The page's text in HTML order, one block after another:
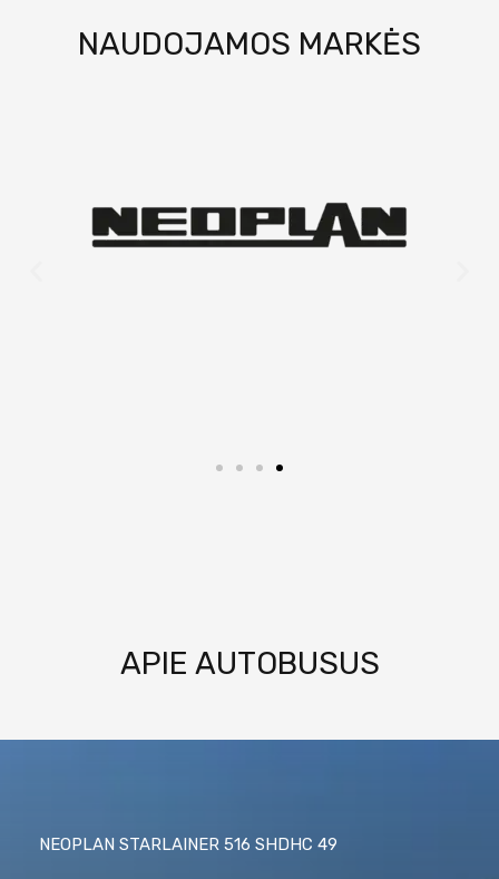
NAUDOJAMOS MARKĖS
APIE AUTOBUSUS
NEOPLAN STARLAINER 516 SHDHC 49